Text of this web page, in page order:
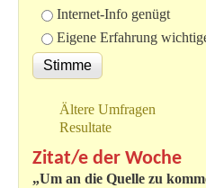
Internet-Info genügt
Eigene Erfahrung
Ältere Umfragen
Resultate
Zitat/e der Woche
„Um an die Quelle zu